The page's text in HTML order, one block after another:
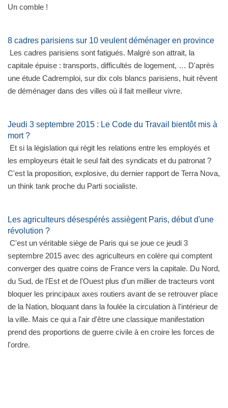
Un comble !
8 cadres parisiens sur 10 veulent déménager en province
Les cadres parisiens sont fatigués. Malgré son attrait, la
capitale épuise : transports, difficultés de logement, … D'après
une étude Cadremploi, sur dix cols blancs parisiens, huit rêvent
de déménager dans des villes où il fait meilleur vivre.
Jeudi 3 septembre 2015 : Le Code du Travail bientôt mis à
mort ?
Et si la législation qui régit les relations entre les employés et
les employeurs était le seul fait des syndicats et du patronat ?
C'est la proposition, explosive, du dernier rapport de Terra Nova,
un think tank proche du Parti socialiste.
Les agriculteurs désespérés assiègent Paris, début d'une
révolution ?
C'est un véritable siège de Paris qui se joue ce jeudi 3
septembre 2015 avec des agriculteurs en colère qui comptent
converger des quatre coins de France vers la capitale. Du Nord,
du Sud, de l'Est et de l'Ouest plus d'un millier de tracteurs vont
bloquer les principaux axes routiers avant de se retrouver place
de la Nation, bloquant dans la foulée la circulation à l'intérieur de
la ville. Mais ce qui a l'air d'être une classique manifestation
prend des proportions de guerre civile à en croire les forces de
l'ordre.